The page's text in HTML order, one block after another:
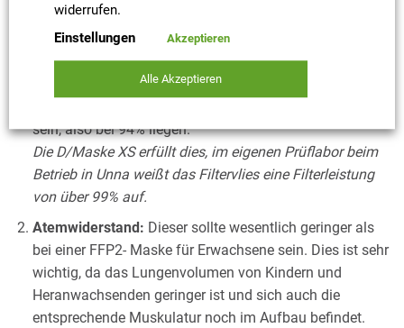
Kriterien für eine Sonderzulassung für die D/Maske
KIDS (später XS) diskutiert. Dabei wurden insbesondere
die folgenden 5 Bewertungsbereiche diskutiert:
sein, also bei 94% liegen.
Die D/Maske XS erfüllt dies, im eigenen Prüflabor beim
Betrieb in Unna weißt das Filtervlies eine Filterleistung
von über 99% auf.
Atemwiderstand: Dieser sollte wesentlich geringer als
bei einer FFP2- Maske für Erwachsene sein. Dies ist sehr
wichtig, da das Lungenvolumen von Kindern und
Heranwachsenden geringer ist und sich auch die
entsprechende Muskulatur noch im Aufbau befindet.
widerrufen.
Einstellungen
Akzeptieren
Alle Akzeptieren